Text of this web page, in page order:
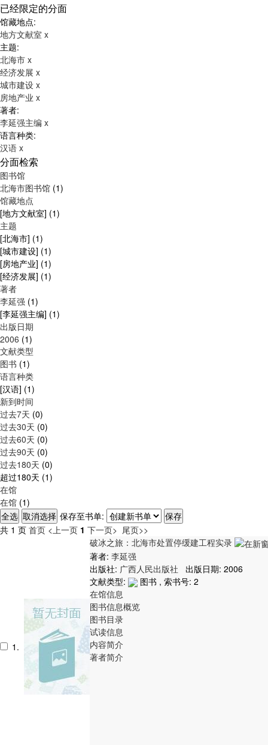
已经限定的分面
馆藏地点:
地方文献室 x
主题:
北海市 x
经济发展 x
城市建设 x
房地产业 x
著者:
李延强主编 x
语言种类:
汉语 x
分面检索
图书馆
北海市图书馆 (1)
馆藏地点
[地方文献室] (1)
主题
[北海市] (1)
[城市建设] (1)
[房地产业] (1)
[经济发展] (1)
著者
李延强 (1)
[李延强主编] (1)
出版日期
2006 (1)
文献类型
图书 (1)
语言种类
[汉语] (1)
新到时间
过去7天 (0)
过去30天 (0)
过去60天 (0)
过去90天 (0)
过去180天 (0)
超过180天 (1)
在馆
在馆 (1)
保存至书单:
共 1 页 首页 <上一页 1 下一页> 尾页>>
1.
破冰之旅：北海市处置停缓建工程实录
著者: 李延强
出版社: 广西人民出版社
出版日期: 2006
文献类型:
图书 , 索书号: 2
在馆信息
图书信息概览
图书目录
试读信息
内容简介
著者简介